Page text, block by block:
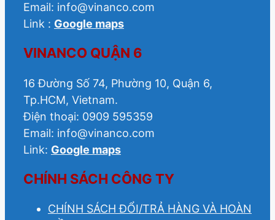
Email: info@vinanco.com
Link : Google maps
VINANCO QUẬN 6
16 Đường Số 74, Phường 10, Quận 6,
Tp.HCM, Vietnam.
Điện thoại: 0909 595359
Email: info@vinanco.com
Link: Google maps
CHÍNH SÁCH CÔNG TY
CHÍNH SÁCH ĐỔI/TRẢ HÀNG VÀ HOÀN